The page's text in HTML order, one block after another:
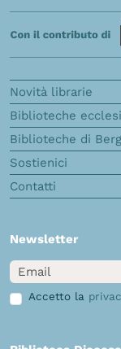
Novità librarie
Biblioteche
Biblioteche di
Sostienici
Contatti
Newsletter
Email
Accetto la